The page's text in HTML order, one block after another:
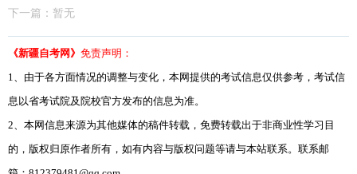
下一篇：暂无
《新疆自考网》 免责声明：
1、由于各方面情况的调整与变化，本网提供的考试信息仅供参考，考试信
息以省考试院及院校官方发布的信息为准。
2、本网信息来源为其他媒体的稿件转载，免费转载出于非商业性学习目
的，版权归原作者所有，如有内容与版权问题等请与本站联系。联系邮